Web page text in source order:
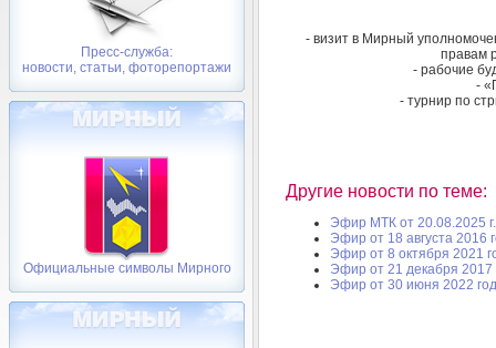
Пресс-служба:
новости, статьи, фоторепортажи
Официальные символы Мирного
- визит в Мирный
правам
- рабочие
-
- турнир по
Другие новости по теме:
Эфир МТК от 20.08.2025 г.
Эфир от 18 августа 2016
Эфир от 8 октября 2021
Эфир от 21 декабря 2017
Эфир от 30 июня 2022